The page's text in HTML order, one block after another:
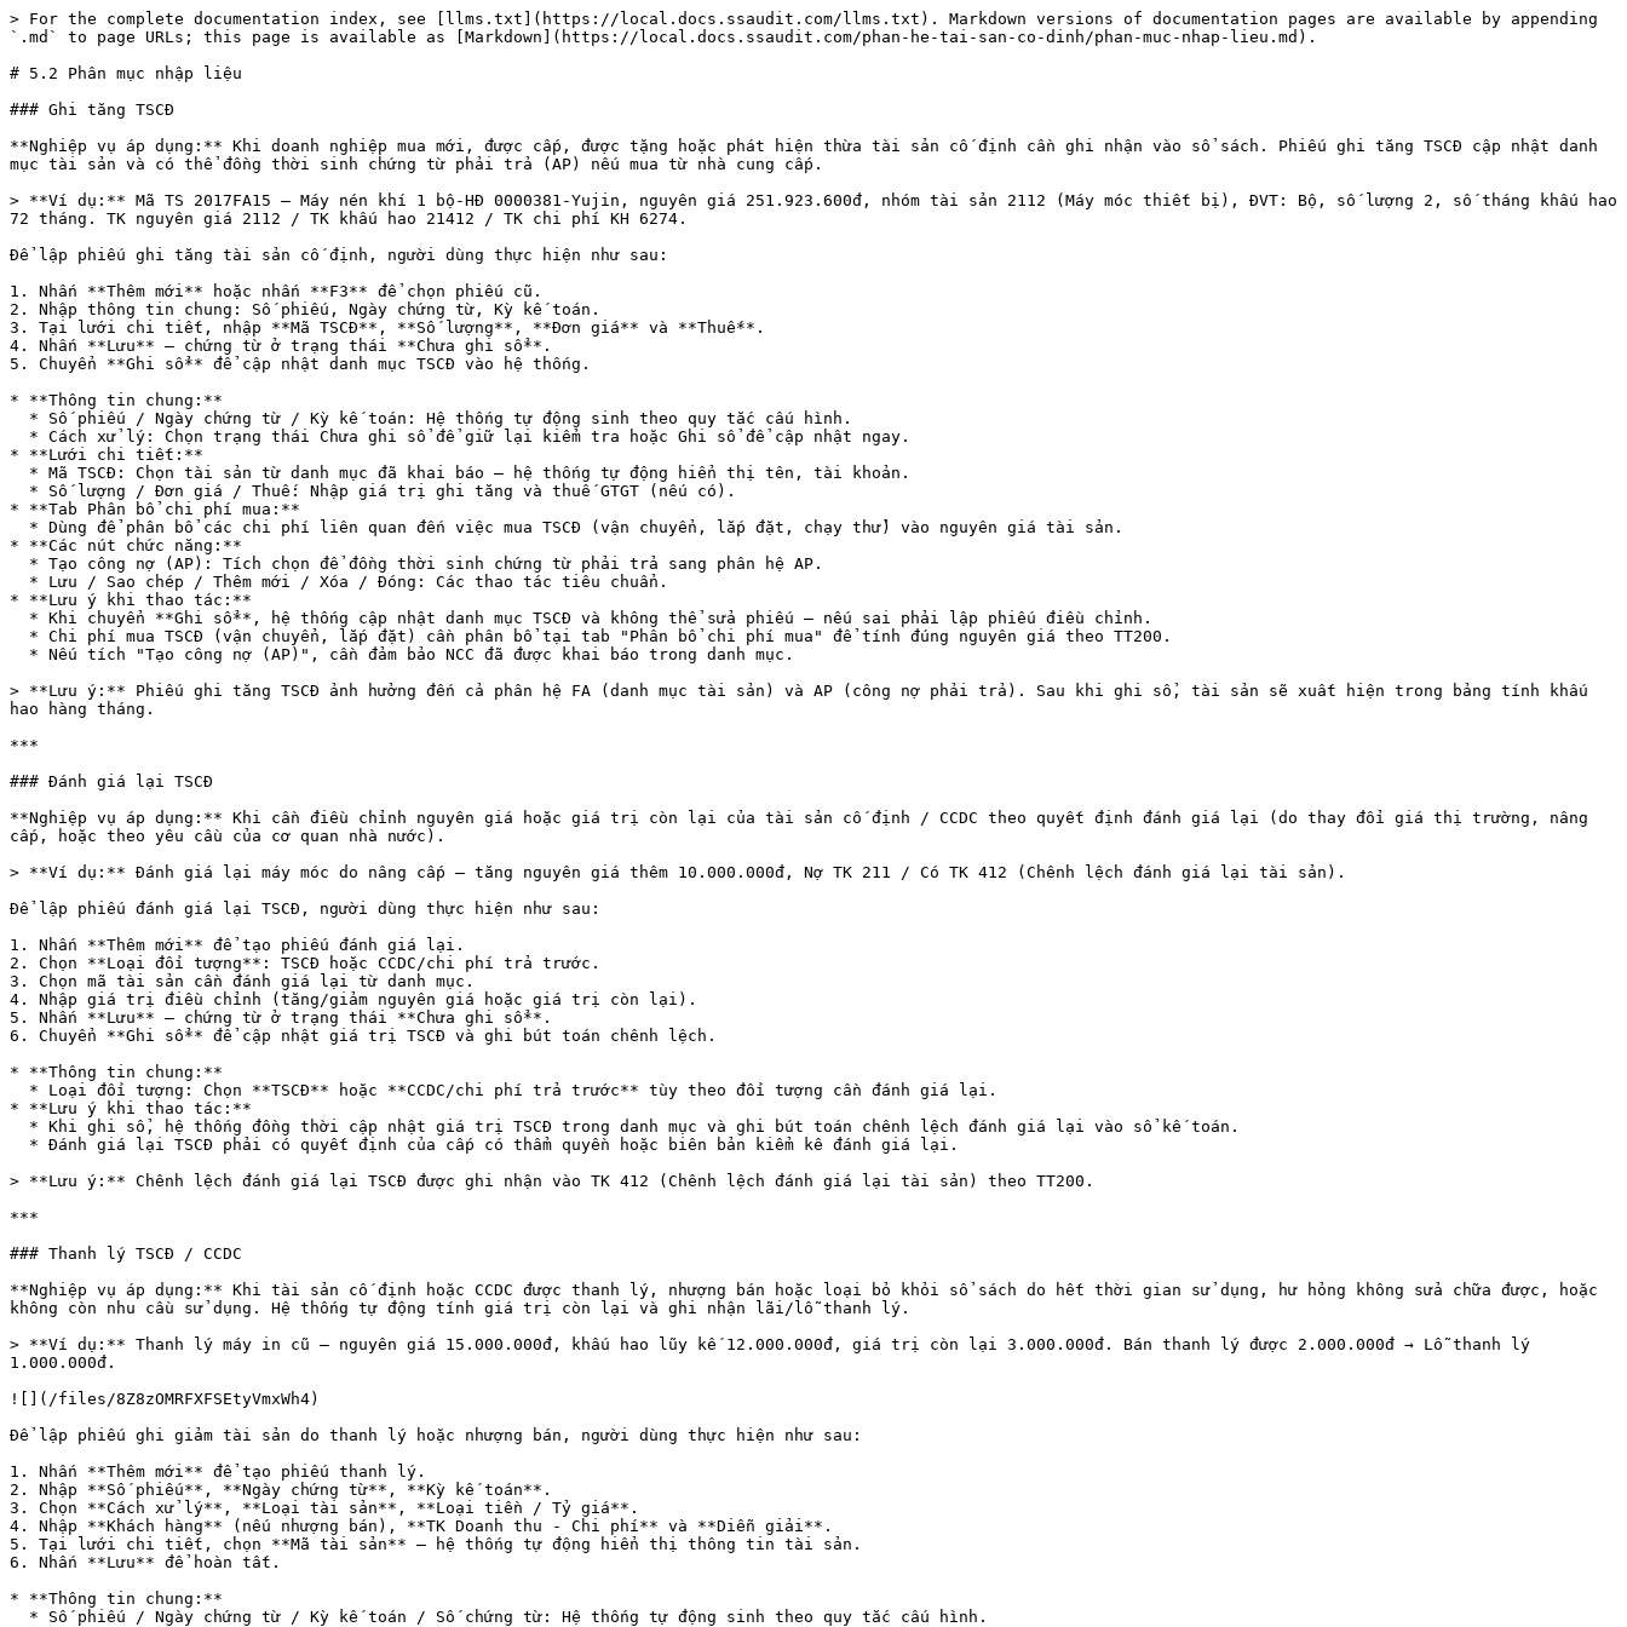
> For the complete documentation index, see [llms.txt](https://local.docs.ssaudit.com/llms.txt). Markdown versions of documentation pages are available by appending
`.md` to page URLs; this page is available as [Markdown](https://local.docs.ssaudit.com/phan-he-tai-san-co-dinh/phan-muc-nhap-lieu.md).
# 5.2 Phân mục nhập liệu
### Ghi tăng TSCĐ
**Nghiệp vụ áp dụng:** Khi doanh nghiệp mua mới, được cấp, được tặng hoặc phát hiện thừa tài sản cố định cần ghi nhận vào sổ sách. Phiếu ghi tăng TSCĐ cập nhật danh
mục tài sản và có thể đồng thời sinh chứng từ phải trả (AP) nếu mua từ nhà cung cấp.
> **Ví dụ:** Mã TS 2017FA15 — Máy nén khí 1 bộ-HĐ 0000381-Yujin, nguyên giá 251.923.600đ, nhóm tài sản 2112 (Máy móc thiết bị), ĐVT: Bộ, số lượng 2, số tháng khấu hao
72 tháng. TK nguyên giá 2112 / TK khấu hao 21412 / TK chi phí KH 6274.
Để lập phiếu ghi tăng tài sản cố định, người dùng thực hiện như sau:
1. Nhấn **Thêm mới** hoặc nhấn **F3** để chọn phiếu cũ.
2. Nhập thông tin chung: Số phiếu, Ngày chứng từ, Kỳ kế toán.
3. Tại lưới chi tiết, nhập **Mã TSCĐ**, **Số lượng**, **Đơn giá** và **Thuế**.
4. Nhấn **Lưu** — chứng từ ở trạng thái **Chưa ghi sổ**.
5. Chuyển **Ghi sổ** để cập nhật danh mục TSCĐ vào hệ thống.
* **Thông tin chung:**
* **Lưới chi tiết:**
* **Tab Phân bổ chi phí mua:**
* **Các nút chức năng:**
* **Lưu ý khi thao tác:**
> **Lưu ý:** Phiếu ghi tăng TSCĐ ảnh hưởng đến cả phân hệ FA (danh mục tài sản) và AP (công nợ phải trả). Sau khi ghi sổ, tài sản sẽ xuất hiện trong bảng tính khấu
hao hàng tháng.
***
### Đánh giá lại TSCĐ
**Nghiệp vụ áp dụng:** Khi cần điều chỉnh nguyên giá hoặc giá trị còn lại của tài sản cố định / CCDC theo quyết định đánh giá lại (do thay đổi giá thị trường, nâng
cấp, hoặc theo yêu cầu của cơ quan nhà nước).
> **Ví dụ:** Đánh giá lại máy móc do nâng cấp — tăng nguyên giá thêm 10.000.000đ, Nợ TK 211 / Có TK 412 (Chênh lệch đánh giá lại tài sản).
Để lập phiếu đánh giá lại TSCĐ, người dùng thực hiện như sau:
1. Nhấn **Thêm mới** để tạo phiếu đánh giá lại.
2. Chọn **Loại đối tượng**: TSCĐ hoặc CCDC/chi phí trả trước.
3. Chọn mã tài sản cần đánh giá lại từ danh mục.
4. Nhập giá trị điều chỉnh (tăng/giảm nguyên giá hoặc giá trị còn lại).
5. Nhấn **Lưu** — chứng từ ở trạng thái **Chưa ghi sổ**.
6. Chuyển **Ghi sổ** để cập nhật giá trị TSCĐ và ghi bút toán chênh lệch.
* **Thông tin chung:**
* **Lưu ý khi thao tác:**
> **Lưu ý:** Chênh lệch đánh giá lại TSCĐ được ghi nhận vào TK 412 (Chênh lệch đánh giá lại tài sản) theo TT200.
***
### Thanh lý TSCĐ / CCDC
**Nghiệp vụ áp dụng:** Khi tài sản cố định hoặc CCDC được thanh lý, nhượng bán hoặc loại bỏ khỏi sổ sách do hết thời gian sử dụng, hư hỏng không sửa chữa được, hoặc
không còn nhu cầu sử dụng. Hệ thống tự động tính giá trị còn lại và ghi nhận lãi/lỗ thanh lý.
> **Ví dụ:** Thanh lý máy in cũ — nguyên giá 15.000.000đ, khấu hao lũy kế 12.000.000đ, giá trị còn lại 3.000.000đ. Bán thanh lý được 2.000.000đ → Lỗ thanh lý
1.000.000đ.
![](/files/8Z8zOMRFXFSEtyVmxWh4)
Để lập phiếu ghi giảm tài sản do thanh lý hoặc nhượng bán, người dùng thực hiện như sau:
1. Nhấn **Thêm mới** để tạo phiếu thanh lý.
2. Nhập **Số phiếu**, **Ngày chứng từ**, **Kỳ kế toán**.
3. Chọn **Cách xử lý**, **Loại tài sản**, **Loại tiền / Tỷ giá**.
4. Nhập **Khách hàng** (nếu nhượng bán), **TK Doanh thu - Chi phí** và **Diễn giải**.
5. Tại lưới chi tiết, chọn **Mã tài sản** — hệ thống tự động hiển thị thông tin tài sản.
6. Nhấn **Lưu** để hoàn tất.
* **Thông tin chung:**